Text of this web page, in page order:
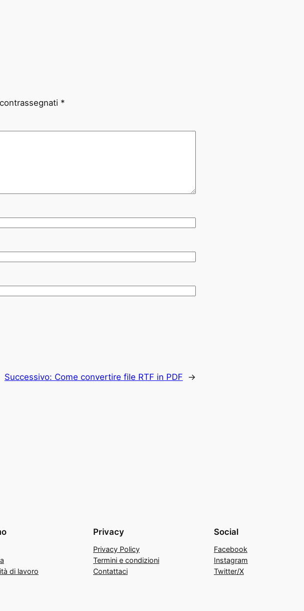
*
Successivo: Come convertire file RTF in PDF →
di lavoro
Privacy
Privacy Policy
Termini e condizioni
Contattaci
Social
Facebook
Instagram
Twitter/X